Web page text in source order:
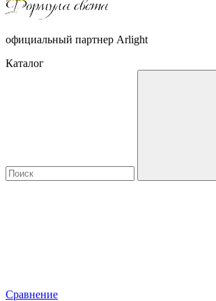
официальный партнер Arlight
Каталог
Сравнение